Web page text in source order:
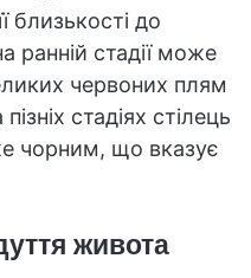
близькості до
ранній стадії може
червоних плям
стадіях стілець
чорним, що вказує
живота